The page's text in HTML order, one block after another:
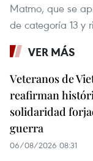
Matmo, que se
de categoría 13 y
VER MÁS
Veteranos de
reafirman
solidaridad
guerra
06/08/2026 08:31